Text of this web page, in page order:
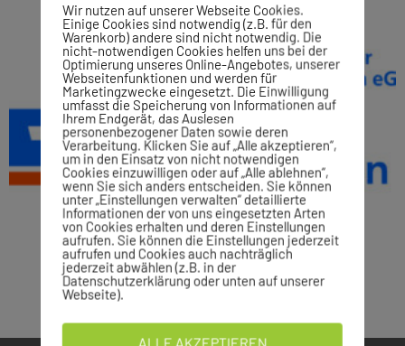
Wir nutzen auf unserer Webseite Cookies.
Einige Cookies sind notwendig (z.B. für den
Warenkorb) andere sind nicht notwendig. Die
nicht-notwendigen Cookies helfen uns bei der
Optimierung unseres Online-Angebotes, unserer
Webseitenfunktionen und werden für
Marketingzwecke eingesetzt. Die Einwilligung
umfasst die Speicherung von Informationen auf
Ihrem Endgerät, das Auslesen
personenbezogener Daten sowie deren
Verarbeitung. Klicken Sie auf „Alle akzeptieren“,
um in den Einsatz von nicht notwendigen
Cookies einzuwilligen oder auf „Alle ablehnen“,
wenn Sie sich anders entscheiden. Sie können
unter „Einstellungen verwalten“ detaillierte
Informationen der von uns eingesetzten Arten
von Cookies erhalten und deren Einstellungen
aufrufen. Sie können die Einstellungen jederzeit
aufrufen und Cookies auch nachträglich
jederzeit abwählen (z.B. in der
Datenschutzerklärung oder unten auf unserer
Webseite).
ALLE AKZEPTIEREN